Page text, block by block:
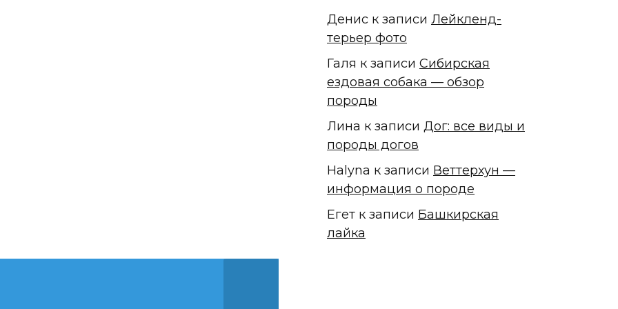
Денис к записи Лейкленд-
терьер фото
Галя к записи Сибирская
ездовая собака — обзор
породы
Лина к записи Дог: все виды и
породы догов
Halyna к записи Веттерхун —
информация о породе
Егет к записи Башкирская
лайка